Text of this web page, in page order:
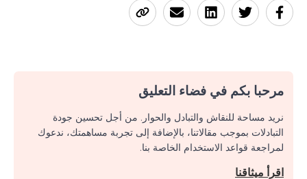
مرحبا بكم في فضاء التعليق
نريد مساحة للنقاش والتبادل والحوار. من أجل تحسين جودة
التبادلات بموجب مقالاتنا، بالإضافة إلى تجربة مساهمتك، ندعوك
لمراجعة قواعد الاستخدام الخاصة بنا.
اقرأ ميثاقنا